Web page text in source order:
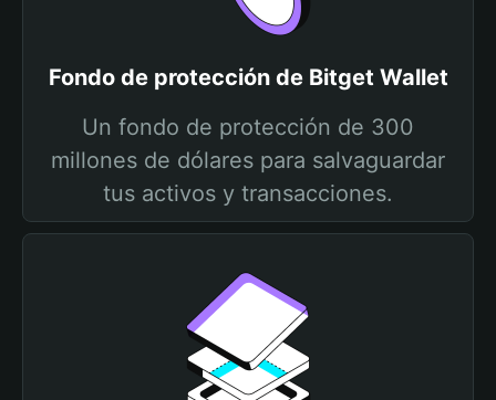
Fondo de protección de Bitget Wallet
Un fondo de protección de 300
millones de dólares para salvaguardar
tus activos y transacciones.